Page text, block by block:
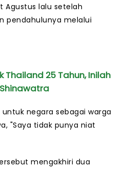
lalu setelah
pendahulunya melalui
Thailand 25 Tahun, Inilah
negara sebagai warga
"Saya tidak punya niat
mengakhiri dua